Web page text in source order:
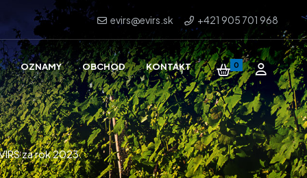
evirs@evirs.sk +421 905 701 968
OZNAMY OBCHOD KONTAKT 0
za rok 2023.